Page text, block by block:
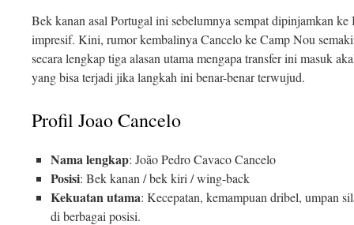
Bek kanan asal Portugal ini sebelumnya sempat dipinjamkan
impresif. Kini, rumor kembalinya Cancelo ke Camp Nou
secara lengkap tiga alasan utama mengapa transfer ini masuk
yang bisa terjadi jika langkah ini benar-benar terwujud.
Profil Joao Cancelo
Nama lengkap: João Pedro Cavaco Cancelo
Posisi: Bek kanan / bek kiri / wing-back
Kekuatan utama: Kecepatan, kemampuan dribel, umpan
di berbagai posisi.